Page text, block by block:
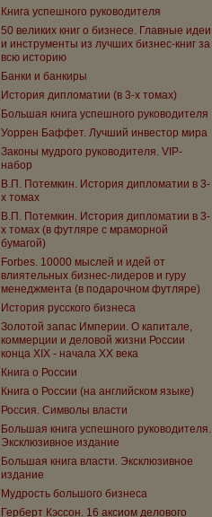
Книга успешного руководителя
50 великих книг о бизнесе. Главные идеи
и инструменты из лучших бизнес-книг за
всю историю
Банки и банкиры
История дипломатии (в 3-х томах)
Большая книга успешного руководителя
Уоррен Баффет. Лучший инвестор мира
Законы мудрого руководителя. VIP-
набор
В.П. Потемкин. История дипломатии в 3-
х томах
В.П. Потемкин. История дипломатии в 3-
х томах (в футляре с мраморной
бумагой)
Forbes. 10000 мыслей и идей от
влиятельных бизнес-лидеров и гуру
менеджмента (в подарочном футляре)
История русского бизнеса
Золотой запас Империи. О капитале,
коммерции и деловой жизни России
конца XIX - начала XX века
Книга о России
Книга о России (на английском языке)
Россия. Символы власти
Большая книга успешного руководителя.
Эксклюзивное издание
Большая книга власти. Эксклюзивное
издание
Мудрость большого бизнеса
Герберт Кэссон. 16 аксиом делового